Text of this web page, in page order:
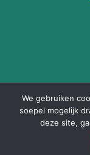
We gebruiken
soepel mogelijk
deze site,